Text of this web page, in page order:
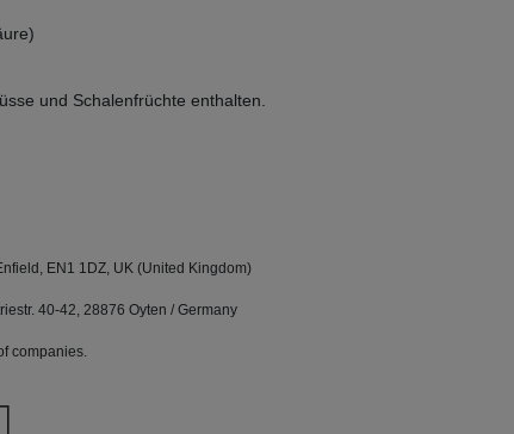
und Schalenfrüchte enthalten.
EN1 1DZ, UK (United Kingdom)
40-42, 28876 Oyten / Germany
companies.